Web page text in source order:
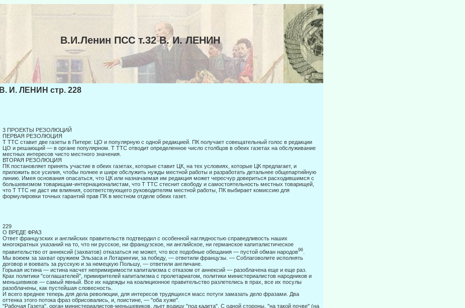
В.И.Ленин ПСС т.32 В. И. ЛЕНИН
В. И. ЛЕНИН стр. 228
3 ПРОЕКТЫ РЕЗОЛЮЦИЙ
ПЕРВАЯ РЕЗОЛЮЦИЯ
Τ TTC ставит две газеты в Питере: ЦО и популярную с одной редакцией. ПК получает совещательный голос в редакции
ЦО и решающий — в органе популярном. Τ TTC отводит определенное число столбцов в обеих газетах на обслуживание
местных интересов чис­то местного значения.
ВТОРАЯ РЕЗОЛЮЦИЯ
ПК постановляет принять участие в обеих газетах, которые ставит ЦК, на тех усло­виях, которые ЦК предлагает, и
приложить все усилия, чтобы полнее и шире обслужить нужды местной работы и разработать детальнее общепартийную
линию. Имея основа­ния опасаться, что ЦК или назначаемая им редакция может чересчур довериться расхо­дившимся с
большевизмом товарищам-интернационалистам, что Τ TTC стеснит свободу и самостоятельность местных товарищей,
что Τ TTC не даст им влияния, соответствующего руководителям местной работы, ПК выбирает комиссию для
формулировки точных га­рантий прав ПК в местном отделе обеих газет.
229
О ВРЕДЕ ФРАЗ
Ответ французских и английских правительств подтвердил с особенной наглядно­стью справедливость наших
многократных указаний на то, что ни русское, ни француз­ское, ни английское, ни германское капиталистическое
правительство от аннексий (за­хватов) отказаться не может, что все подобные обещания — пустой обман народов96
Мы воюем за захват оружием Эльзаса и Лотарингии, за победу, — ответили францу­зы. — Соблаговолите исполнять
договор и воевать за русскую и за немецкую Польшу, — ответили англичане.
Горькая истина — истина насчет непримиримости капитализма с отказом от аннек­сий — разоблачена еще и еще раз.
Крах политики "соглашателей", примирителей капи­тализма с пролетариатом, политики министериалистов народников и
меньшевиков — самый явный. Все их надежды на коалиционное правительство разлетелись в прах, все их посулы
разоблачены, как пустейшая словесность.
И всего вреднее теперь для дела революции, для интересов трудящихся масс потуги замазать дело фразами. Два
оттенка этого потока фраз обрисовались, и, поистине, — "оба хуже".
"Рабочая Газета", орган министериалистов-меньшевиков, льет водицу "под кадета". С одной стороны, "на такой почве" (на